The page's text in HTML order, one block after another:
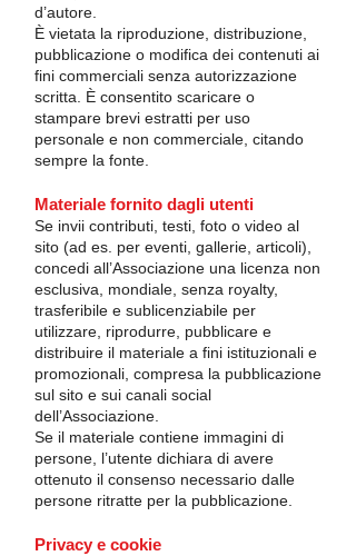
d’autore.
È vietata la riproduzione, distribuzione,
pubblicazione o modifica dei contenuti ai
fini commerciali senza autorizzazione
scritta. È consentito scaricare o
stampare brevi estratti per uso
personale e non commerciale, citando
sempre la fonte.
Materiale fornito dagli utenti
Se invii contributi, testi, foto o video al
sito (ad es. per eventi, gallerie, articoli),
concedi all’Associazione una licenza non
esclusiva, mondiale, senza royalty,
trasferibile e sublicenziabile per
utilizzare, riprodurre, pubblicare e
distribuire il materiale a fini istituzionali e
promozionali, compresa la pubblicazione
sul sito e sui canali social
dell’Associazione.
Se il materiale contiene immagini di
persone, l’utente dichiara di avere
ottenuto il consenso necessario dalle
persone ritratte per la pubblicazione.
Privacy e cookie